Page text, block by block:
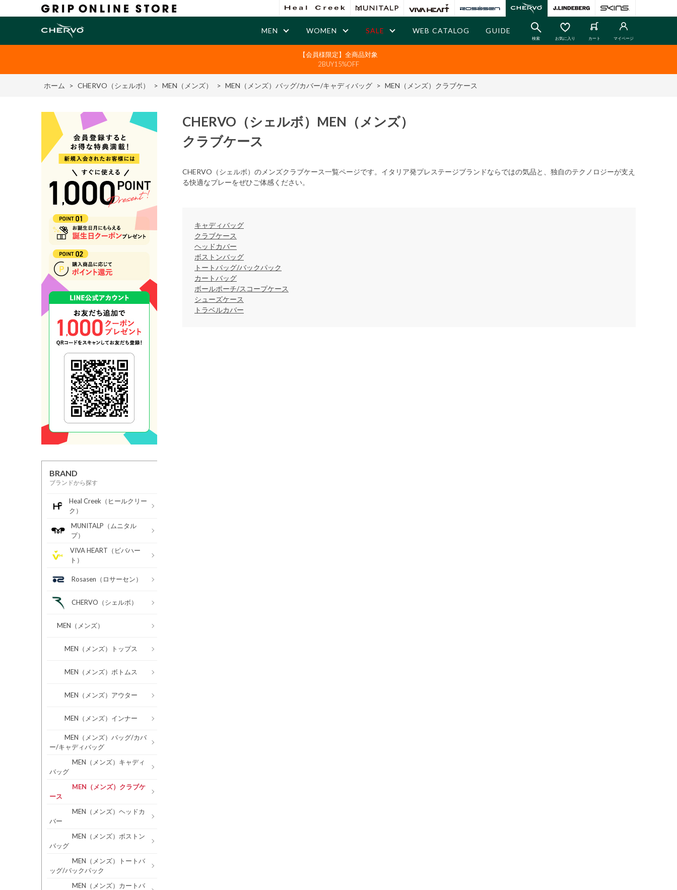
MEN WOMEN SALE WEB CATALOG GUIDE
検索 お気に入り カート マイページ
【会員様限定】全商品対象
2BUY15%OFF
ホーム > CHERVO（シェルボ） > MEN（メンズ） > MEN（メンズ）バッグ/カバー/キャディバッグ > MEN（メンズ）クラブケース
BRAND
ブランドから探す
Heal Creek（ヒールクリー
ク）
MUNITALP（ムニタル
プ）
VIVA HEART（ビバハー
ト）
Rosasen（ロサーセン）
CHERVO（シェルボ）
MEN（メンズ）
MEN（メンズ）トップス
MEN（メンズ）ボトムス
MEN（メンズ）アウター
MEN（メンズ）インナー
MEN（メンズ）バッグ/カバ
ー/キャディバッグ
MEN（メンズ）キャディ
バッグ
MEN（メンズ）クラブケ
ース
MEN（メンズ）ヘッドカ
バー
MEN（メンズ）ボストン
バッグ
MEN（メンズ）トートバ
ッグ/バックパック
MEN（メンズ）カートバ
クラブケース
CHERVO （シェルボ） MEN （メンズ）
CHERVO（シェルボ）のメンズクラブケース一覧ページです。イタリア発プレステージブランドならではの気品と、独自のテクノロジーが支え
る快適なプレーをぜひご体感ください。
キャディバッグ
クラブケース
ヘッドカバー
ボストンバッグ
トートバッグ/バックパック
カートバッグ
ボールポーチ/スコープケース
シューズケース
トラベルカバー